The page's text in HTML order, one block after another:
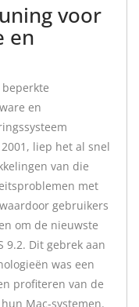
voor
en
beperkte
en
liep het al snel
van die
met
gebruikers
om de nieuwste
9.2. Dit gebrek aan
was een
profiteren van de
Mac-systemen.